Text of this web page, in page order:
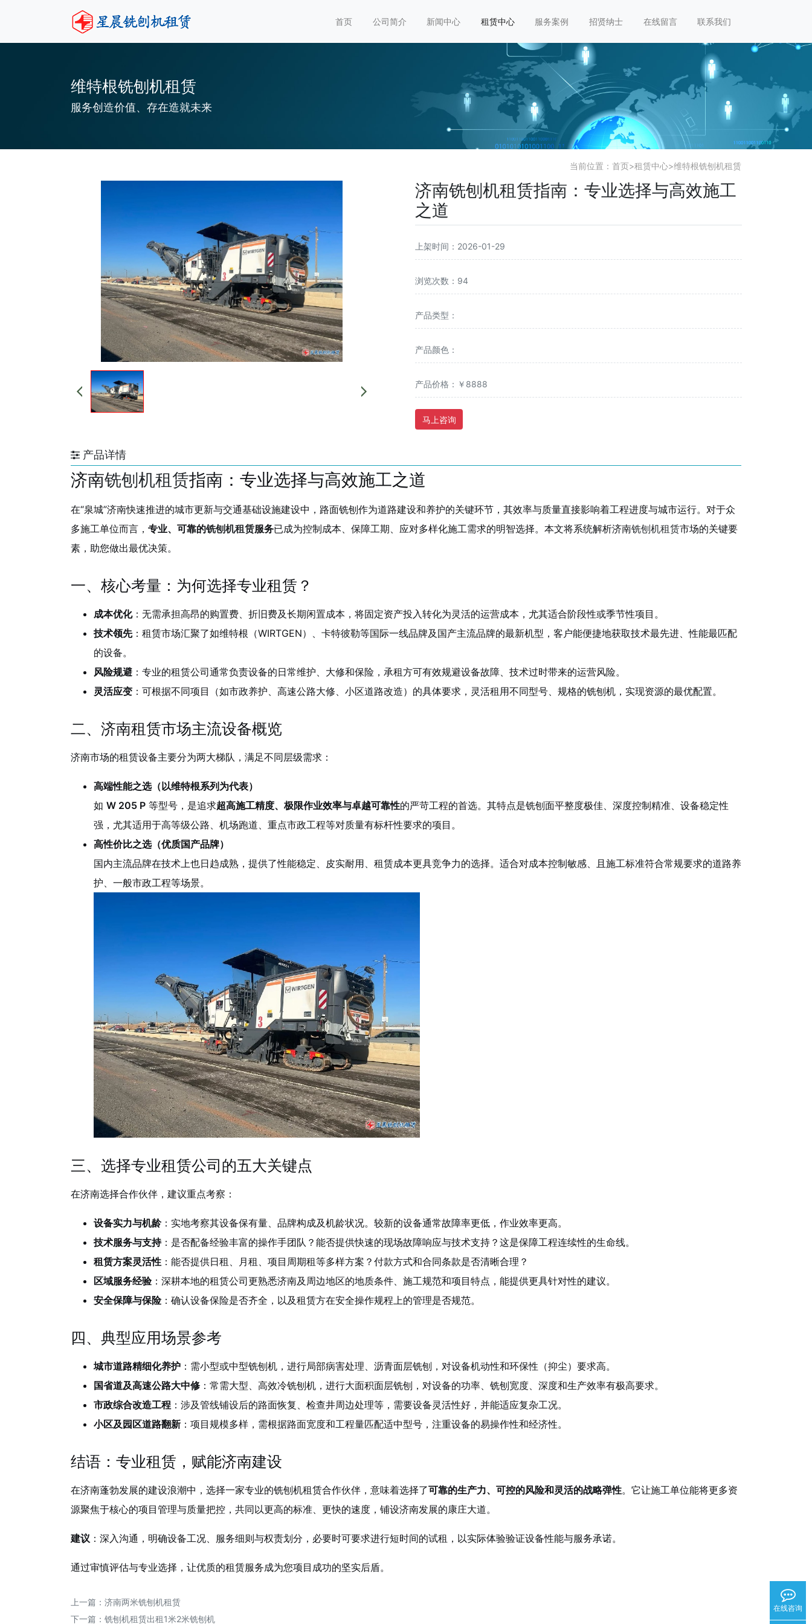
首页 公司简介 新闻中心 租赁中心 服务案例 招贤纳士 在线留言 联系我们
维特根铣刨机租赁
服务创造价值、存在造就未来
当前位置： 首页>租赁中心>维特根铣刨机租赁
济南铣刨机租赁指南：专业选择与高效施工
之道
上架时间：2026-01-29
浏览次数：94
产品类型：
产品颜色：
产品价格：￥8888
马上咨询
产品详情
济南铣刨机租赁指南：专业选择与高效施工之道
在“泉城”济南快速推进的城市更新与交通基础设施建设中，路面铣刨作为道路建设和养护的关键环节，其效率与质量直接影响着工程进度与城市运行。对于众
多施工单位而言， 专业、可靠的铣刨机租赁服务已成为控制成本、保障工期、应对多样化施工需求的明智选择。本文将系统解析济南铣刨机租赁市场的关键要
素，助您做出最优决策。
一、核心考量：为何选择专业租赁？
成本优化：无需承担高昂的购置费、折旧费及长期闲置成本，将固定资产投入转化为灵活的运营成本，尤其适合阶段性或季节性项目。
技术领先：租赁市场汇聚了如维特根（WIRTGEN）、卡特彼勒等国际一线品牌及国产主流品牌的最新机型，客户能便捷地获取技术最先进、性能最匹配
的设备。
风险规避 ：专业的租赁公司通常负责设备的日常维护、大修和保险，承租方可有效规避设备故障、技术过时带来的运营风险。
灵活应变 ：可根据不同项目（如市政养护、高速公路大修、小区道路改造）的具体要求，灵活租用不同型号、规格的铣刨机，实现资源的最优配置。
二、济南租赁市场主流设备概览
济南市场的租赁设备主要分为两大梯队，满足不同层级需求：
高端性能之选（以维特根系列为代表）
如 W 205 P 等型号，是追求超高施工精度、极限作业效率与卓越可靠性的严苛工程的首选。其特点是铣刨面平整度极佳、深度控制精准、设备稳定性
强，尤其适用于高等级公路、机场跑道、重点市政工程等对质量有标杆性要求的项目。
高性价比之选（优质国产品牌）
国内主流品牌在技术上也日趋成熟，提供了性能稳定、皮实耐用、租赁成本更具竞争力的选择。适合对成本控制敏感、且施工标准符合常规要求的道路养
护、一般市政工程等场景。
三、选择专业租赁公司的五大关键点
在济南选择合作伙伴，建议重点考察：
设备实力与机龄：实地考察其设备保有量、品牌构成及机龄状况。较新的设备通常故障率更低，作业效率更高。
技术服务与支持：是否配备经验丰富的操作手团队？能否提供快速的现场故障响应与技术支持？这是保障工程连续性的生命线。
租赁方案灵活性 ：能否提供日租、月租、项目周期租等多样方案？付款方式和合同条款是否清晰合理？
区域服务经验：深耕本地的租赁公司更熟悉济南及周边地区的地质条件、施工规范和项目特点，能提供更具针对性的建议。
安全保障与保险：确认设备保险是否齐全，以及租赁方在安全操作规程上的管理是否规范。
四、典型应用场景参考
城市道路精细化养护 ：需小型或中型铣刨机，进行局部病害处理、沥青面层铣刨，对设备机动性和环保性（抑尘）要求高。
国省道及高速公路大中修 ：常需大型、高效冷铣刨机，进行大面积面层铣刨，对设备的功率、铣刨宽度、深度和生产效率有极高要求。
市政综合改造工程 ：涉及管线铺设后的路面恢复、检查井周边处理等，需要设备灵活性好，并能适应复杂工况。
小区及园区道路翻新 ：项目规模多样，需根据路面宽度和工程量匹配适中型号，注重设备的易操作性和经济性。
结语：专业租赁，赋能济南建设
在济南蓬勃发展的建设浪潮中，选择一家专业的铣刨机租赁合作伙伴，意味着选择了可靠的生产力、可控的风险和灵活的战略弹性。它让施工单位能将更多资
源聚焦于核心的项目管理与质量把控，共同以更高的标准、更快的速度，铺设济南发展的康庄大道。
建议 ：深入沟通，明确设备工况、服务细则与权责划分，必要时可要求进行短时间的试租，以实际体验验证设备性能与服务承诺。
通过审慎评估与专业选择，让优质的租赁服务成为您项目成功的坚实后盾。
上一篇： 济南两米铣刨机租赁
下一篇： 铣刨机租赁出租1米2米铣刨机
在线咨询